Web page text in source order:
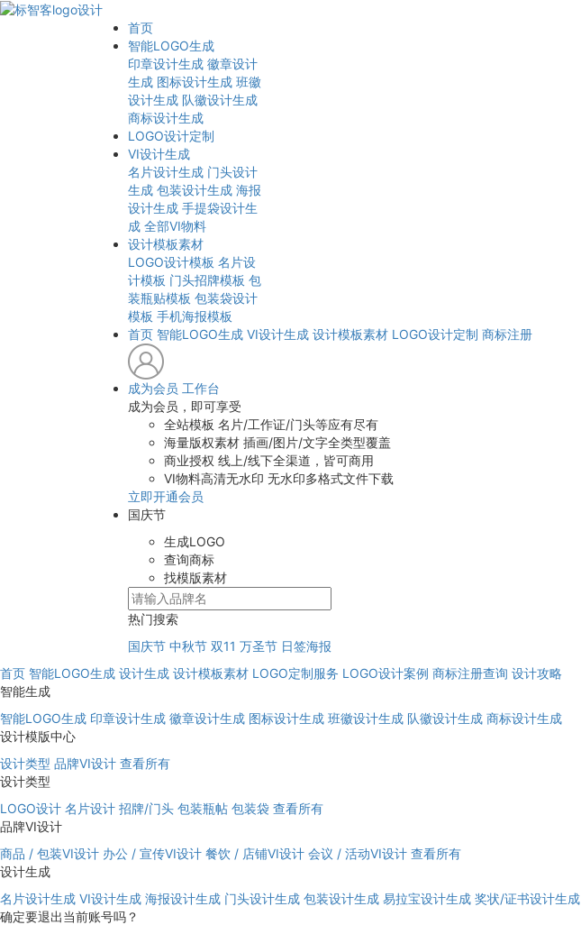
首页
智能LOGO生成
印章设计生成 徽章设计
生成 图标设计生成 班徽
设计生成 队徽设计生成
商标设计生成
LOGO设计定制
VI设计生成
名片设计生成 门头设计
生成 包装设计生成 海报
设计生成 手提袋设计生
成 全部VI物料
设计模板素材
LOGO设计模板 名片设
计模板 门头招牌模板 包
装瓶贴模板 包装袋设计
模板 手机海报模板
首页 智能LOGO生成 VI设计生成 设计模板素材 LOGO设计定制 商标注册
成为会员 工作台
成为会员，即可享受
全站模板 名片/工作证/门头等应有尽有
海量版权素材 插画/图片/文字全类型覆盖
商业授权 线上/线下全渠道，皆可商用
VI物料高清无水印 无水印多格式文件下载
立即开通会员
国庆节
生成LOGO
查询商标
找模版素材
热门搜索
国庆节 中秋节 双11 万圣节 日签海报
首页 智能LOGO生成 设计生成 设计模板素材 LOGO定制服务 LOGO设计案例 商标注册查询 设计攻略
智能生成
智能LOGO生成 印章设计生成 徽章设计生成 图标设计生成 班徽设计生成 队徽设计生成 商标设计生成
设计模版中心
设计类型 品牌VI设计 查看所有
设计类型
LOGO设计 名片设计 招牌/门头 包装瓶帖 包装袋 查看所有
品牌VI设计
商品 / 包装VI设计 办公 / 宣传VI设计 餐饮 / 店铺VI设计 会议 / 活动VI设计 查看所有
设计生成
名片设计生成 VI设计生成 海报设计生成 门头设计生成 包装设计生成 易拉宝设计生成 奖状/证书设计生成
确定要退出当前账号吗？